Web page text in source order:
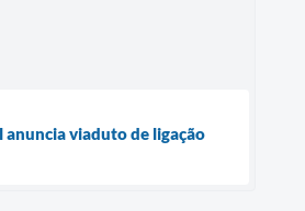
anuncia viaduto de ligação